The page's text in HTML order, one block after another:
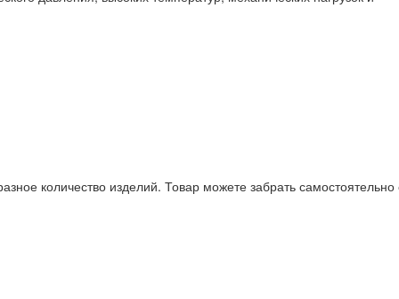
количество изделий. Товар можете забрать самостоятельно